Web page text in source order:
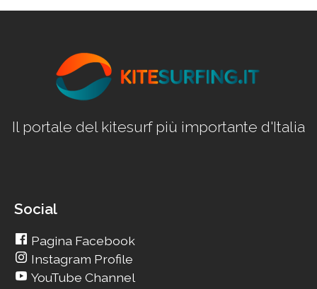
Il portale del kitesurf più importante d'Italia
Social
Pagina Facebook
Instagram Profile
YouTube Channel